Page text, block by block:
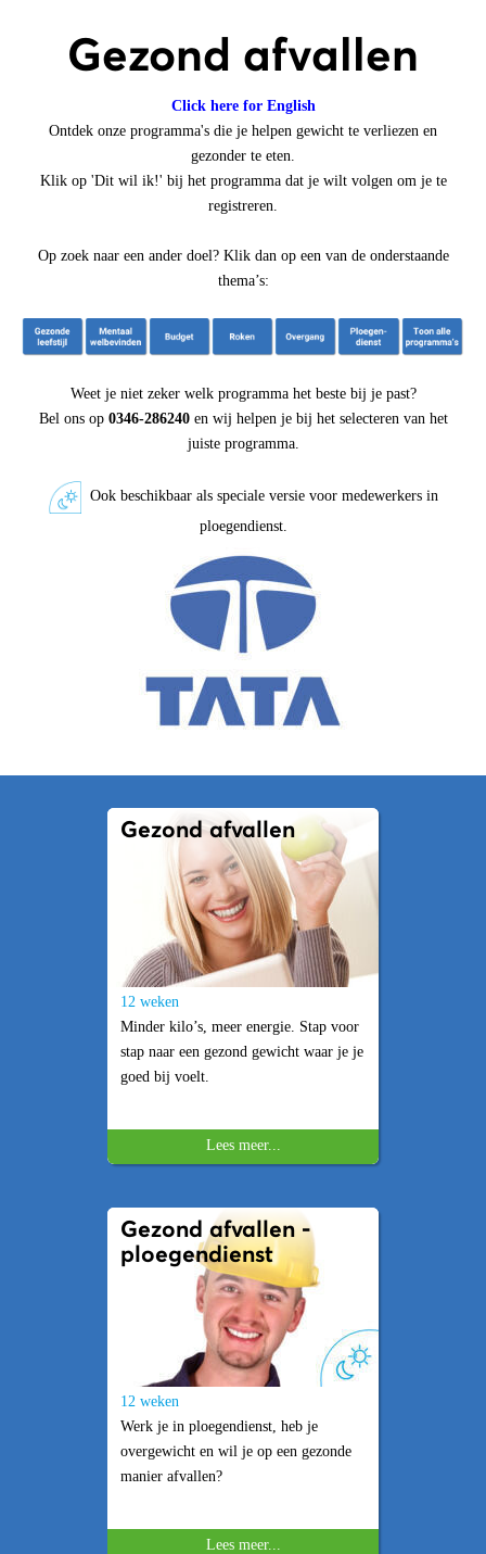
Gezond afvallen
Click here for English
Ontdek onze programma's die je helpen gewicht te verliezen en
gezonder te eten.
Klik op 'Dit wil ik!' bij het programma dat je wilt volgen om je te
registreren.
Op zoek naar een ander doel? Klik dan op een van de onderstaande
thema’s:
Weet je niet zeker welk programma het beste bij je past?
Bel ons op 0346-286240en wij helpen je bij het selecteren van het
juiste programma.
Ook beschikbaar als speciale versie voor medewerkers in
ploegendienst.
Gezond afvallen
12 weken
Minder kilo’s, meer energie. Stap voor
stap naar een gezond gewicht waar je je
goed bij voelt.
Lees meer...
Gezond afvallen -
ploegendienst
12 weken
Werk je in ploegendienst, heb je
overgewicht en wil je op een gezonde
manier afvallen?
Lees meer...